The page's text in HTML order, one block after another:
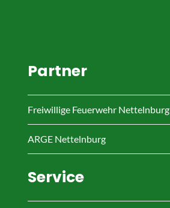
Partner
Freiwillige Feuerwehr Nettelnburg
ARGE Nettelnburg
Service